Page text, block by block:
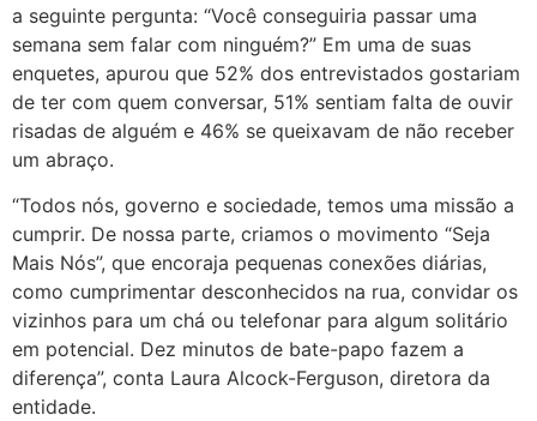
a seguinte pergunta: “Você conseguiria passar uma
semana sem falar com ninguém?” Em uma de suas
enquetes, apurou que 52% dos entrevistados gostariam
de ter com quem conversar, 51% sentiam falta de ouvir
risadas de alguém e 46% se queixavam de não receber
um abraço.
“Todos nós, governo e sociedade, temos uma missão a
cumprir. De nossa parte, criamos o movimento “Seja
Mais Nós”, que encoraja pequenas conexões diárias,
como cumprimentar desconhecidos na rua, convidar os
vizinhos para um chá ou telefonar para algum solitário
em potencial. Dez minutos de bate-papo fazem a
diferença”, conta Laura Alcock-Ferguson, diretora da
entidade.